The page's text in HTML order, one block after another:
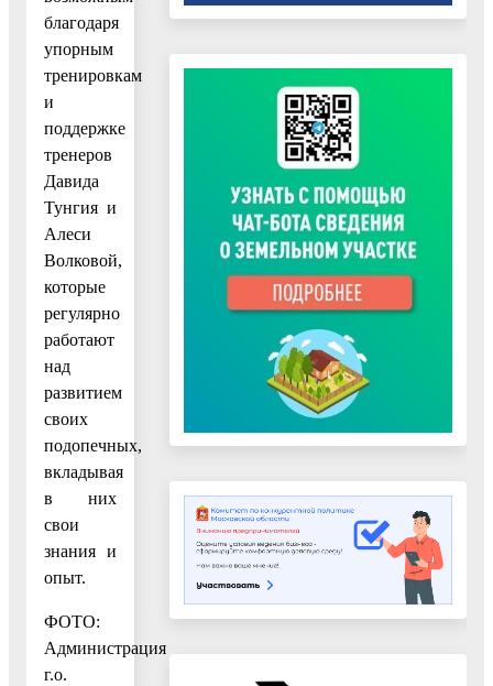
благодаря
упорным
тренировкам
и
поддержке
тренеров
Давида
Тунгия и
Алеси
Волковой,
которые
регулярно
работают
над
развитием
своих
подопечных,
вкладывая
в них
свои
знания и
опыт.
ФОТО:
Администрация
г.о.